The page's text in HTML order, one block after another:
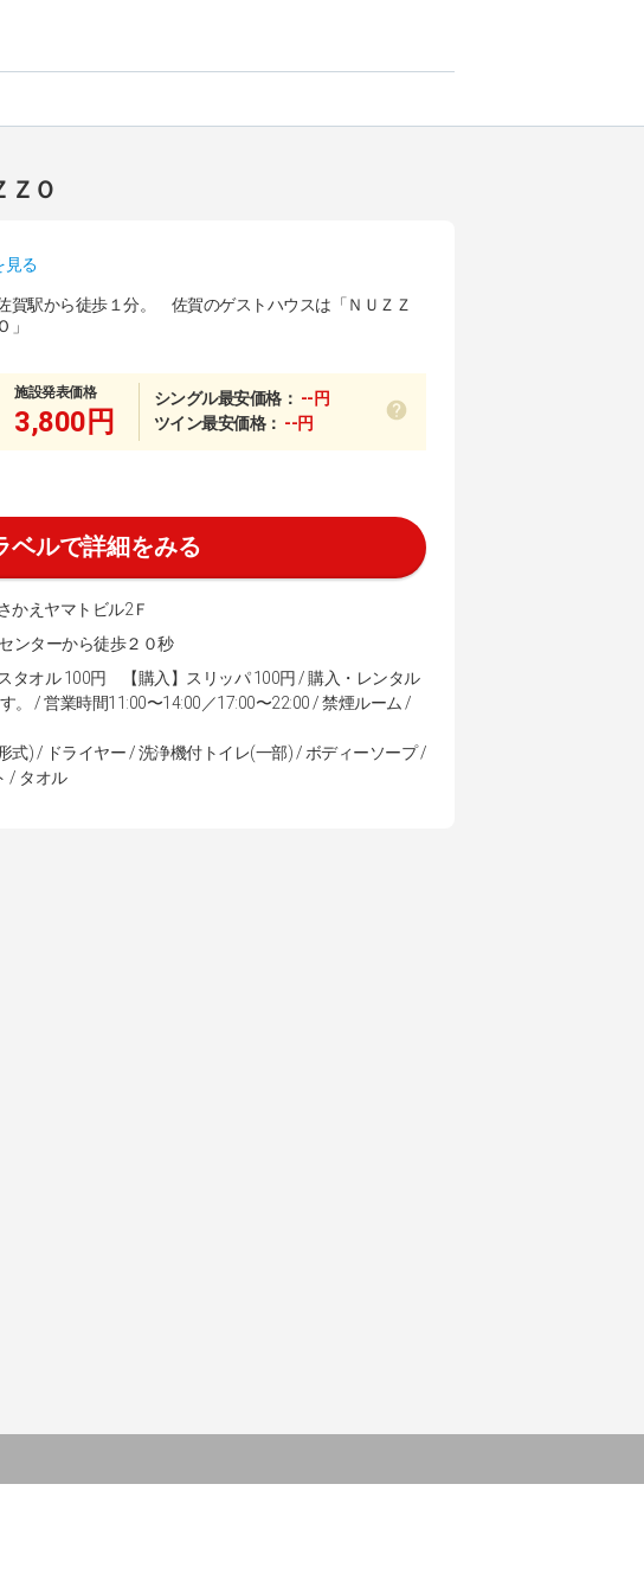
Ｏ
見る
賀駅から徒歩１分。 佐賀のゲストハウスは「ＮＵＺＺ
Ｏ」
施設発表価格
3,800円
シングル最安価格： --円
ツイン最安価格： --円
ベルで詳細をみる
かえヤマトビル2Ｆ
ンターから徒歩２０秒
タオル 100円 【購入】スリッパ 100円 / 購入・レンタル
/ 営業時間11:00〜14:00／17:00〜22:00 / 禁煙ルーム /
式) / ドライヤー / 洗浄機付トイレ(一部) / ボディーソープ /
/ タオル